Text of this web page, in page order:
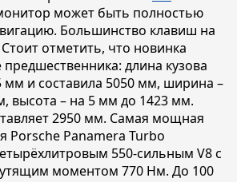
может быть полностью
Большинство клавиш на
отметить, что новинка
длина кузова
мм и составила 5050 мм, ширина –
высота – на 5 мм до 1423 мм.
2950 мм. Самая мощная
Porsche Panamera Turbo
550-сильным V8 с
моментом 770 Нм. До 100